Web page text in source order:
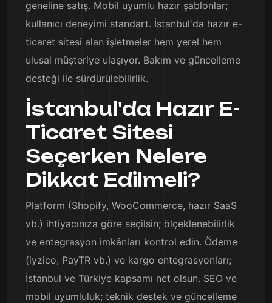
geneline satış. Mobil uyumlu hazır şablonlar;
kullanıcı deneyimi standart. İstanbul'da hazır e-
ticaret sitesi alan işletmeler hem yerel hem
ulusal müşteriye ulaşıyor. Bakım ve güncelleme
desteği ile sürdürülebilirlik.
İstanbul'da Hazır E-
Ticaret Sitesi
Seçerken Nelere
Dikkat Edilmeli?
Platform (Shopify, WooCommerce, hazır SaaS
vb.) ihtiyacınıza göre seçilsin; ölçeklenebilirlik
ve entegrasyon imkânları kontrol edin. Ödeme
(iyzico, PayTR vb.) ve kargo entegrasyonları;
İstanbul ve Türkiye kapsamı net olsun. SEO ve
mobil uyumluluk; teknik destek ve güncelleme